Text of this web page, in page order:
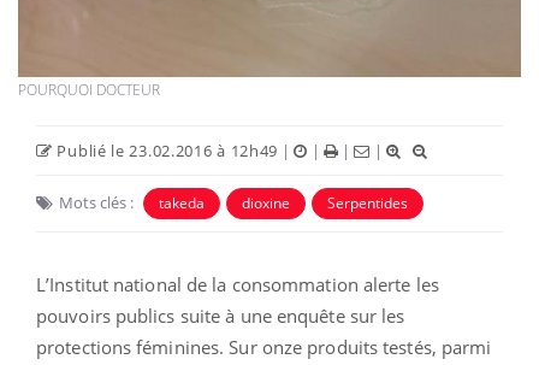
POURQUOI DOCTEUR
Publié le 23.02.2016 à 12h49 | | | |
Mots clés : takeda dioxine Serpentides
L’Institut national de la consommation alerte les
pouvoirs publics suite à une enquête sur les
protections féminines. Sur onze produits testés, parmi